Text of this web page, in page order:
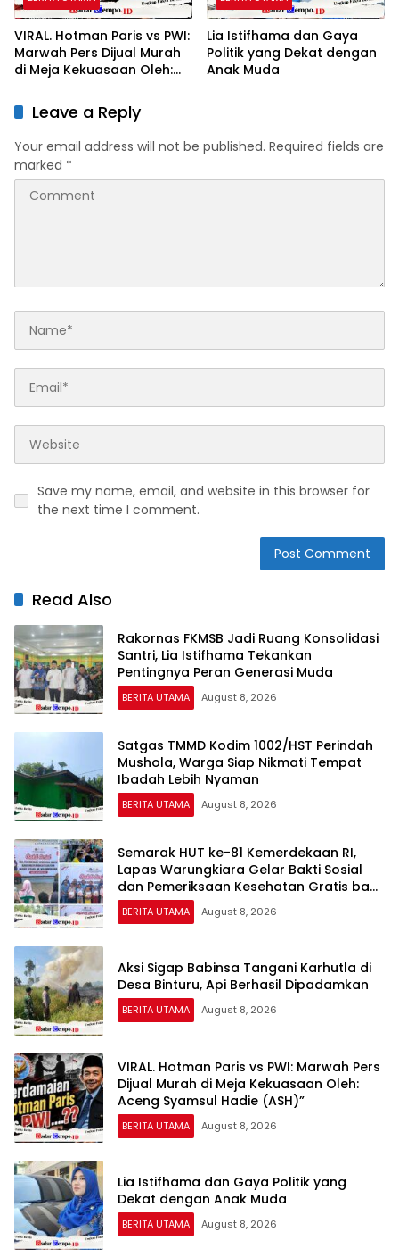
VIRAL. Hotman Paris vs PWI:
Marwah Pers Dijual Murah
di Meja Kekuasaan Oleh:
(ASH)”
Lia Istifhama dan Gaya
Politik yang Dekat dengan
Anak Muda
Leave a Reply
Your email address will not be published. Required fields are
marked *
Save my name, email, and website in this browser for
the next time I comment.
Read Also
Rakornas FKMSB Jadi Ruang Konsolidasi
Santri, Lia Istifhama Tekankan
Pentingnya Peran Generasi Muda
BERITA UTAMA August 8, 2026
Satgas TMMD Kodim 1002/HST Perindah
Mushola, Warga Siap Nikmati Tempat
Ibadah Lebih Nyaman
BERITA UTAMA August 8, 2026
Semarak HUT ke-81 Kemerdekaan RI,
Lapas Warungkiara Gelar Bakti Sosial
dan Pemeriksaan Kesehatan Gratis bagi
Masyarakat
BERITA UTAMA August 8, 2026
Aksi Sigap Babinsa Tangani Karhutla di
Desa Binturu, Api Berhasil Dipadamkan
BERITA UTAMA August 8, 2026
VIRAL. Hotman Paris vs PWI: Marwah Pers
Dijual Murah di Meja Kekuasaan Oleh:
Aceng Syamsul Hadie (ASH)”
BERITA UTAMA August 8, 2026
Lia Istifhama dan Gaya Politik yang
Dekat dengan Anak Muda
BERITA UTAMA August 8, 2026